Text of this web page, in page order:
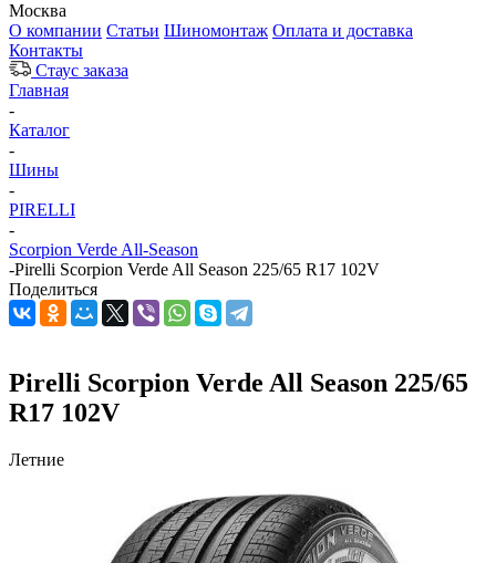
Москва
О компании Статьи Шиномонтаж Оплата и доставка
Контакты
Стаус заказа
Главная
-
Каталог
-
Шины
-
PIRELLI
-
Scorpion Verde All-Season
-Pirelli Scorpion Verde All Season 225/65 R17 102V
Поделиться
Pirelli Scorpion Verde All Season 225/65
R17 102V
Летние